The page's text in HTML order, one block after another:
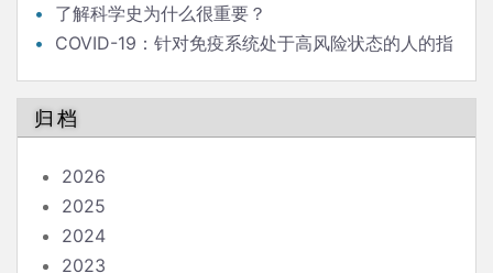
了解科学史为什么很重要？
COVID-19：针对免疫系统处于高风险状态的人的指
归档
2026
2025
2024
2023